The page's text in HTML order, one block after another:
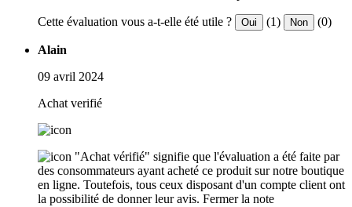
Cette évaluation vous a-t-elle été utile ? Oui (1) Non (0)
Alain
09 avril 2024
Achat verifié
"Achat vérifié" signifie que l'évaluation a été faite par
des consommateurs ayant acheté ce produit sur notre boutique
en ligne. Toutefois, tous ceux disposant d'un compte client ont
la possibilité de donner leur avis. Fermer la note